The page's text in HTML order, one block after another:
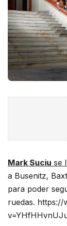
Mark Suciu se
a Busenitz,
para poder
ruedas. https://